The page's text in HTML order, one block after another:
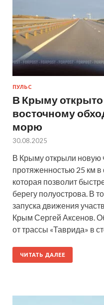
ПУЛЬС
В Крыму
восточному
морю
30.08.2025
В Крыму открыли новую
протяженностью 25 км
которая позволит
берегу полуострова. В
запуска движения
Крым Сергей Аксенов.
от трассы «Таврида» в
ЧИТАТЬ ДАЛЕЕ